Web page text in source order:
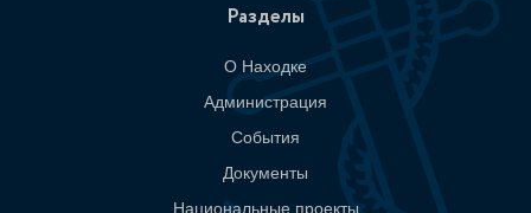
Разделы
О Находке
Администрация
События
Документы
Национальные проекты